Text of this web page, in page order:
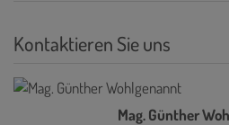
Kontaktieren Sie uns
Mag. Günther